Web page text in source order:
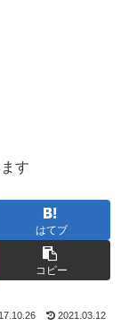
す
はてブ
コピー
2021.03.12